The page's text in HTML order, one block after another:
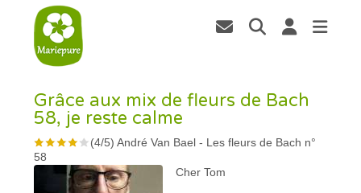
Grâce aux mix de fleurs de Bach
58, je reste calme
(4/5)André Van Bael - Les fleurs de Bach n°
58
Cher Tom